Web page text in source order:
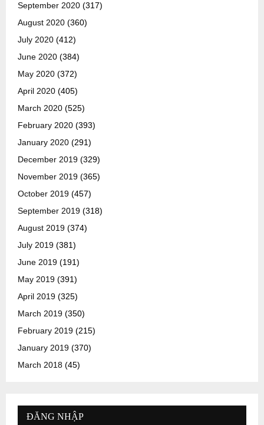
September 2020 (317)
August 2020 (360)
July 2020 (412)
June 2020 (384)
May 2020 (372)
April 2020 (405)
March 2020 (525)
February 2020 (393)
January 2020 (291)
December 2019 (329)
November 2019 (365)
October 2019 (457)
September 2019 (318)
August 2019 (374)
July 2019 (381)
June 2019 (191)
May 2019 (391)
April 2019 (325)
March 2019 (350)
February 2019 (215)
January 2019 (370)
March 2018 (45)
ĐĂNG NHẬP